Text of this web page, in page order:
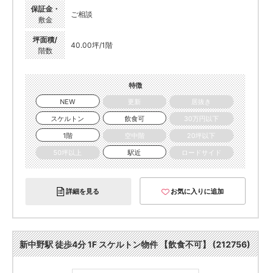
保証金・
敷金
ご相談
坪面積/
階数
40.00坪/1階
特徴
NEW
更新
居抜き
スケルトン
飲食可
30万円以下
1階
空中階
20坪以下
50坪以上
駅近 ロードサイド
詳細を見る お気に入りに追加
新中野駅 徒歩4分 1F スケルトン物件 【飲食不可】 (212756)